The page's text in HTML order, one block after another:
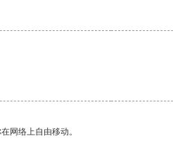
网络上自由移动。